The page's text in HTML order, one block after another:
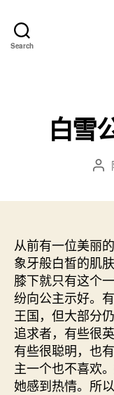
Search
白雪
文
从前有一位美丽
象牙般白皙的肌
膝下就只有这个
纷向公主示好。
王国，但大部分
追求者，有些很
有些很聪明，也
主一个也不喜欢
她感到热情。所